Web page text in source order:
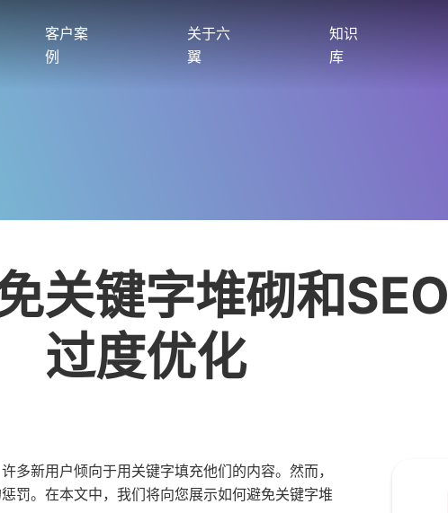
客户案
例
关于六
翼
知识
库
关键字堆砌和SEO
过度优化
多新用户倾向于用关键字填充他们的内容。然而，
罚。在本文中，我们将向您展示如何避免关键字堆